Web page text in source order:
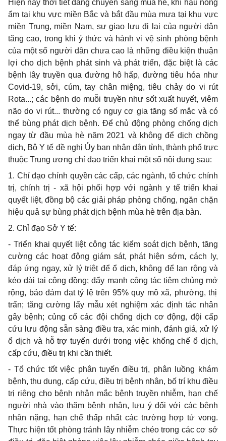
Hiện nay thời tiết đang chuyển sang mùa hè, khí hậu nóng
ẩm tại khu vực miền Bắc và bắt đầu mùa mưa tại khu vực
miền Trung, miền Nam, sự giao l ưu đi lại của người dân
tăng cao, trong khi ý thức và hành vi vệ sinh phòng bệnh
của một số người dân chưa cao là những điều kiện thuận
lợi cho dịch bệnh phát sinh và phát triển, đặc biệt là các
bệnh lây truyền qua đường hô hấp, đườngtiêu hóa như
Covid-19, sởi, cúm, tay chân miệng, tiêu chảy do vi rút
Rota...; các bệnh do muỗi truyền như sốt xuất huyết, viêm
não do vi rút... thường có nguy cơ gia tăng số mắc và có
thể bùng phát dịch bệnh. Đểchủ động phòng chống dịch
ngay từ đầu mùa hè năm 2021 và không để dịch chồng
dịch, Bộ Y tế đề nghị Ủy ban nhân dân tỉnh, thành phố trực
thuộc Trung ương chỉ đạo triển khai một số nội dung sau:
1. Chỉ đạo chính quyền các cấp, các ngành, tổ chức chính
trị, chính trị - xã hội phối hợp với ngành y tếtriển khai
quyết liệt, đồng bộ các giải pháp phòng chống, ngăn chặn
hiệu quả sự bùng phát dịch bệnh mùa hè trên địa bàn.
2. Chỉ đạo Sở Y tế:
- Triển khai quyết liệt công tác kiểm soát dịch bệnh, tăng
cường các hoạt động giám sát, phát hiện sớm, cách ly,
đáp ứng ngay, xử lý triệt để ổ dịch, không đểlan rộng và
kéo dài tại cộng đồng; đẩy mạnh công tác tiêm chủng mở
rộng, bảo đảm đạt tỷ lệ trên 95% quy mô xã, phường, thị
trấn; tăng cường lấy mẫu xét nghiệm xác định tác nhân
gây bệnh; củng cố các đội chống dịch cơ động, đội cấp
cứu lưu động sẵn sàng điều tra, xác minh, đánh giá, xử lý
ổ dịch và hỗ trợ tuyến dưới trong việc khốngchế ổ dịch,
cấp cứu, điều trị khi cần thiết.
- Tổ chức tốt việc phân tuyến điều trị, phân luồng khám
bệnh, thu dung, cấp cứu, điều trị bệnh nhân, bố trí khu điều
trị riêng cho bệnh nhân mắc bệnh truyền nhiễm, hạn chế
người nhà vào thăm bệnh nhân, lưu ý đối với các bệnh
nhân nặng, hạn chế thấp nhất các trường hợp tử vong.
Thực hiện tốt phòng tránh l ây nhiễm chéo trong các cơ sở